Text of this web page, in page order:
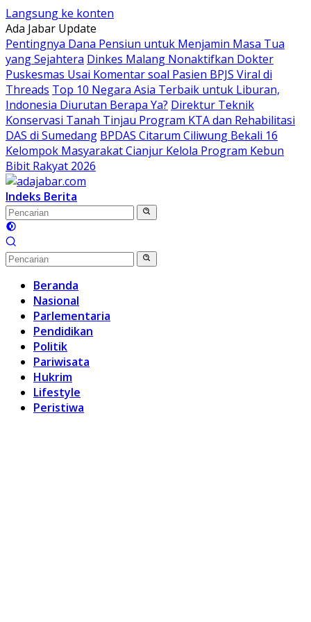
Langsung ke konten
Ada Jabar Update
Pentingnya Dana Pensiun untuk Menjamin Masa Tua
yang Sejahtera Dinkes Malang Nonaktifkan Dokter
Puskesmas Usai Komentar soal Pasien BPJS Viral di
Threads Top 10 Negara Asia Terbaik untuk Liburan,
Indonesia Diurutan Berapa Ya? Direktur Teknik
Konservasi Tanah Tinjau Program KTA dan Rehabilitasi
DAS di Sumedang BPDAS Citarum Ciliwung Bekali 16
Kelompok Masyarakat Cianjur Kelola Program Kebun
Bibit Rakyat 2026
Indeks Berita
Beranda
Nasional
Parlementaria
Pendidikan
Politik
Pariwisata
Hukrim
Lifestyle
Peristiwa